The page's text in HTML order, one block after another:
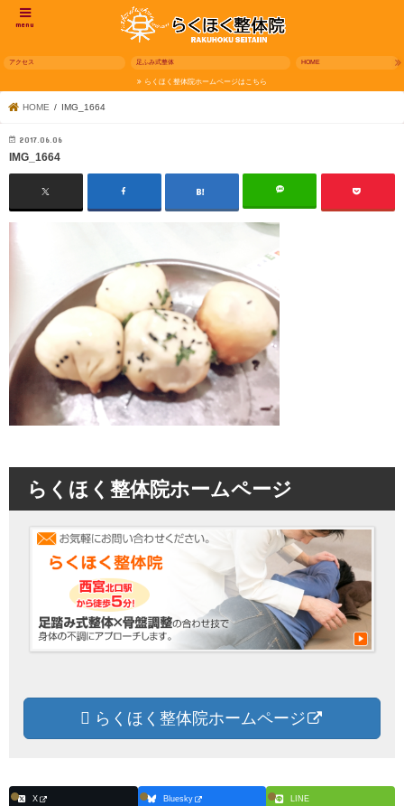
menu
アクセス 足ふみ式整体 HOME
らくほく整体院ホームページはこちら
HOME IMG_1664
2017.06.06
IMG_1664
らくほく整体院ホームページ
らくほく整体院ホームページ
X Bluesky LINE